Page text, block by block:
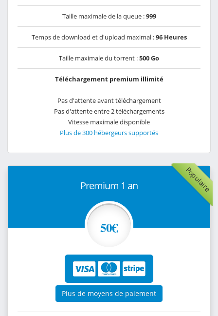
Taille maximale de la queue :999
Temps de download et d'upload maximal :96 Heures
Taille maximale du torrent :500 Go
Téléchargement premium illimité
Pas d'attente avant téléchargement
Pas d'attente entre 2 téléchargements
Vitesse maximale disponible
Plus de 300 hébergeurs supportés
Populaire
Premium 1 an
50€
Plus de moyens de paiement